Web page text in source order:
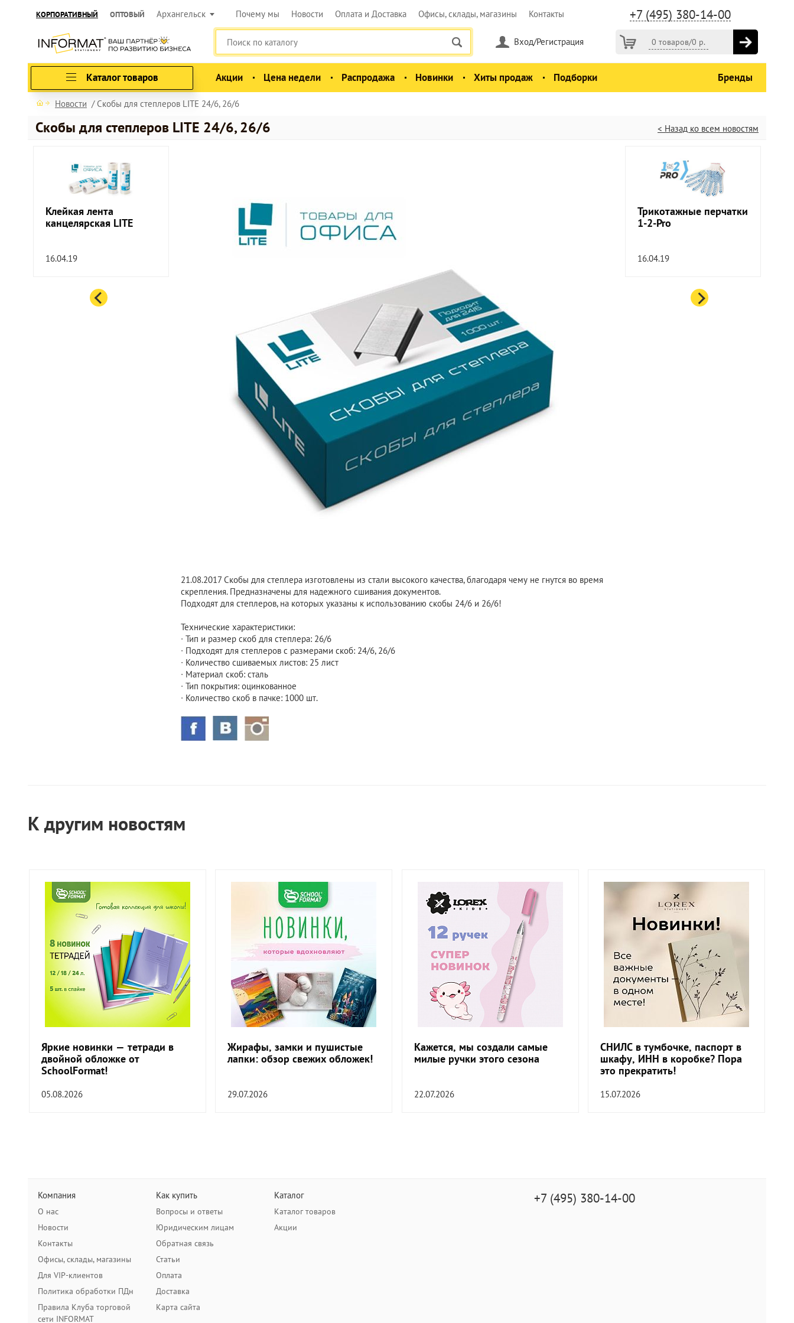
КОРПОРАТИВНЫЙ ОПТОВЫЙ Архангельск +7 (495) 380-14-00
Почему мы Новости Оплата и Доставка Офисы, склады, магазины Контакты
0 товаров/0 р.
Вход/Регистрация
Каталог товаров Акции Цена недели Распродажа Новинки Хиты продаж Подборки Бренды
Новости Скобы для степлеров LITE 24/6, 26/6
Скобы для степлеров LITE 24/6, 26/6 < Назад ко всем новостям
Клейкая лента
канцелярская LITE
16.04.19
21.08.2017 Скобы для степлера изготовлены из стали высокого качества, благодаря чему не гнутся во время
скрепления. Предназначены для надежного сшивания документов.
Подходят для степлеров, на которых указаны к использованию скобы 24/6 и 26/6!
Технические характеристики:
∙ Тип и размер скоб для степлера: 26/6
∙ Подходят для степлеров с размерами скоб: 24/6, 26/6
∙ Количество сшиваемых листов: 25 лист
∙ Материал скоб: сталь
∙ Тип покрытия: оцинкованное
∙ Количество скоб в пачке: 1000 шт.
Трикотажные перчатки
1-2-Pro
16.04.19
К другим новостям
Яркие новинки — тетради в
двойной обложке от
SchoolFormat!
05.08.2026
Жирафы, замки и пушистые
лапки: обзор свежих обложек!
29.07.2026
Кажется, мы создали самые
милые ручки этого сезона
22.07.2026
СНИЛС в тумбочке, паспорт в
шкафу, ИНН в коробке? Пора
это прекратить!
15.07.2026
Компания
О нас
Новости
Контакты
Офисы, склады, магазины
Для VIP-клиентов
Политика обработки ПДн
Правила Клуба торговой
сети INFORMAT
Как купить
Вопросы и ответы
Юридическим лицам
Обратная связь
Статьи
Оплата
Доставка
Карта сайта
Каталог
Каталог товаров
Акции
+7 (495) 380-14-00